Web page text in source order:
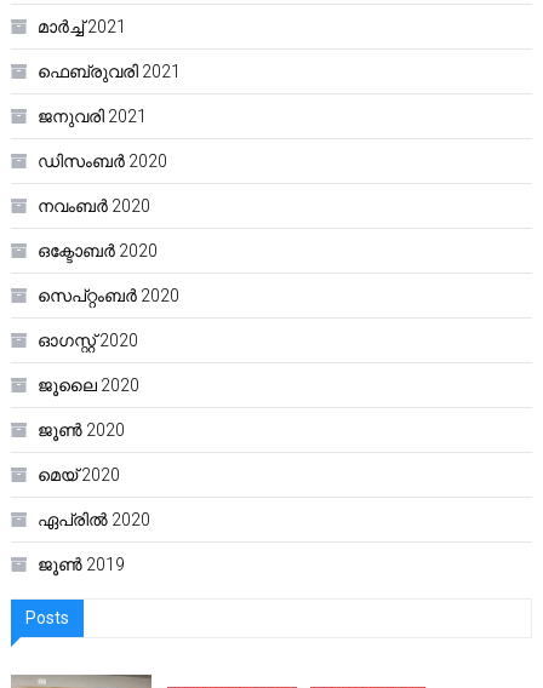
മാർച്ച്‌ 2021
ഫെബ്രുവരി 2021
ജനുവരി 2021
ഡിസംബർ 2020
നവംബർ 2020
ഒക്ടോബർ 2020
സെപ്റ്റംബർ 2020
ഓഗസ്റ്റ്‌ 2020
ജൂലൈ 2020
ജൂൺ 2020
മെയ്‌ 2020
ഏപ്രിൽ 2020
ജൂൺ 2019
Posts